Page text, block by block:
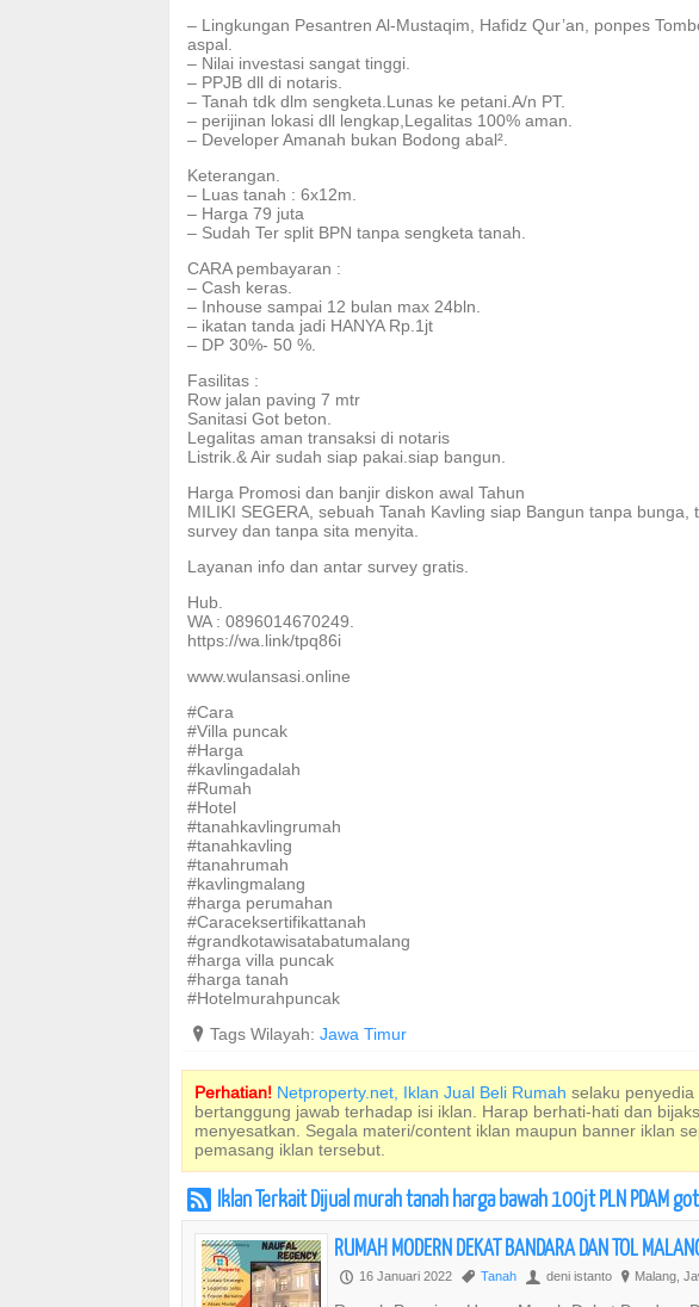
– Lingkungan Pesantren Al-Mustaqim, Hafidz Qur’an, ponpes
aspal.
– Nilai investasi sangat tinggi.
– PPJB dll di notaris.
– Tanah tdk dlm sengketa.Lunas ke petani.A/n PT.
– perijinan lokasi dll lengkap,Legalitas 100% aman.
– Developer Amanah bukan Bodong abal².
Keterangan.
– Luas tanah : 6x12m.
– Harga 79 juta
– Sudah Ter split BPN tanpa sengketa tanah.
CARA pembayaran :
– Cash keras.
– Inhouse sampai 12 bulan max 24bln.
– ikatan tanda jadi HANYA Rp.1jt
– DP 30%- 50 %.
Fasilitas :
Row jalan paving 7 mtr
Sanitasi Got beton.
Legalitas aman transaksi di notaris
Listrik.& Air sudah siap pakai.siap bangun.
Harga Promosi dan banjir diskon awal Tahun
MILIKI SEGERA, sebuah Tanah Kavling siap Bangun tanpa
survey dan tanpa sita menyita.
Layanan info dan antar survey gratis.
Hub.
WA : 0896014670249.
https://wa.link/tpq86i
www.wulansasi.online
#Cara
#Villa puncak
#Harga
#kavlingadalah
#Rumah
#Hotel
#tanahkavlingrumah
#tanahkavling
#tanahrumah
#kavlingmalang
#harga perumahan
#Caraceksertifikattanah
#grandkotawisatabatumalang
#harga villa puncak
#harga tanah
#Hotelmurahpuncak
? Tags Wilayah: Jawa Timur
Perhatian! Netproperty.net, Iklan Jual Beli Rumah selaku
bertanggung jawab terhadap isi iklan. Harap berhati-hati dan
menyesatkan. Segala materi/content iklan maupun banner iklan
pemasang iklan tersebut.
r Iklan Terkait Dijual murah tanah harga bawah 100jt PLN PDAM
RUMAH MODERN DEKAT BANDARA DAN TOL
P 16 Januari 2022 , Tanah U deni istanto ? Malang,